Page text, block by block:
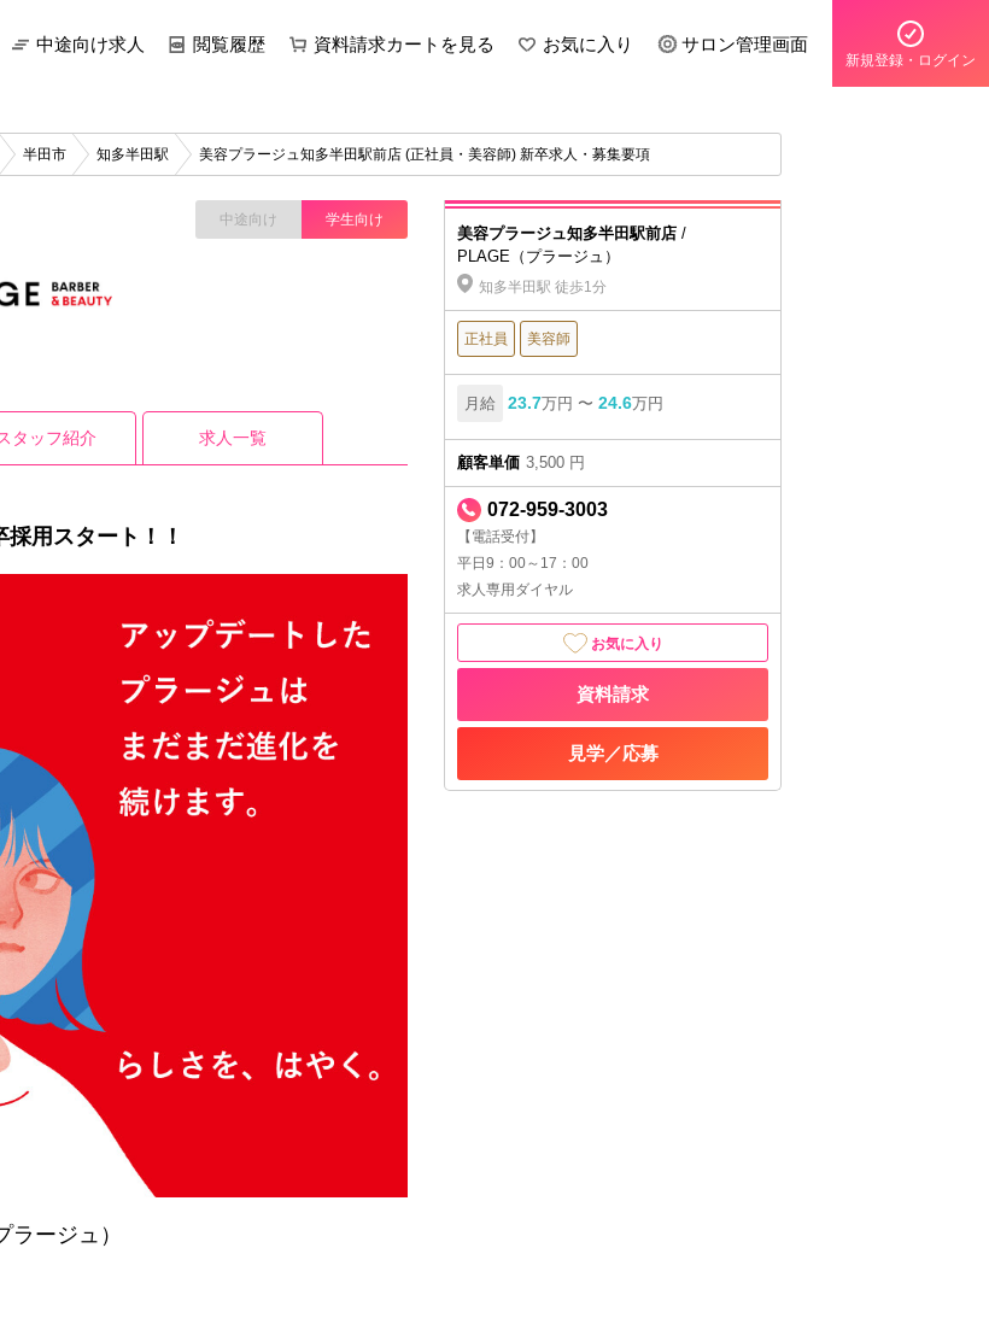
中途向け求人 閲覧履歴 資料請求カートを見る お気に入り サロン管理画面
新規登録・ログイン
半田市 知多半田駅 美容プラージュ知多半田駅前店 (正社員・美容師) 新卒求人・募集要項
中途向け 学生向け
タッフ紹介 求人一覧
用スタート！！
ラージュ）
美容プラージュ知多半田駅前店 /
PLAGE（プラージュ）
知多半田駅 徒歩1分
正社員 美容師
月給 23.7万円 〜 24.6万円
顧客単価 3,500 円
072-959-3003
【電話受付】
平日9：00～17：00
求人専用ダイヤル
お気に入り
資料請求
見学／応募